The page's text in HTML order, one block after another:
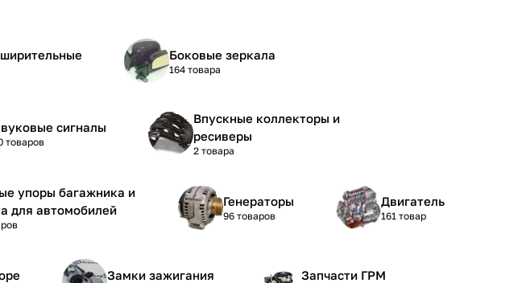
Боковые зеркала
164 товара
сигналы
товаров
Впускные коллекторы и
ресиверы
2 товара
упоры багажника и
для автомобилей
Генераторы
96 товаров
Двигатель
161 товар
Замки зажигания Запчасти ГРМ